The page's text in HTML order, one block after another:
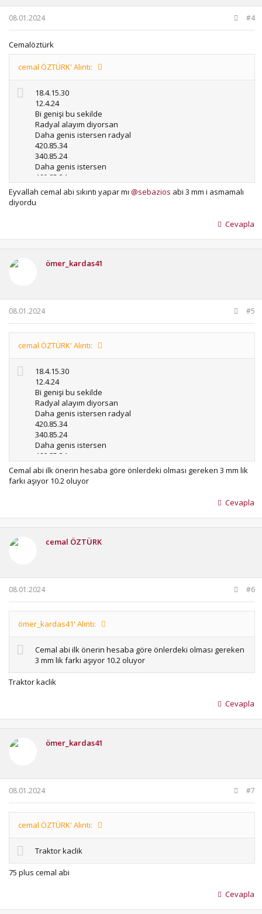
08.01.2024
#4
Cemalöztürk
cemal ÖZTÜRK' Alıntı:
18.4.15.30
12.4.24
Bi genişi bu sekilde
Radyal alayım diyorsan
Daha genis istersen radyal
420.85.34
340.85.24
Daha genis istersen
460.85.34
360.70.24
Eyvallah cemal abi sıkıntı yapar mı @sebazios abi 3 mm i asmamalı
diyordu
Cevapla
ömer_kardas41
08.01.2024 #5
cemal ÖZTÜRK' Alıntı:
18.4.15.30
12.4.24
Bi genişi bu sekilde
Radyal alayım diyorsan
Daha genis istersen radyal
420.85.34
340.85.24
Daha genis istersen
460.85.34
360.70.24
Cemal abi ilk önerin hesaba göre önlerdeki olması gereken 3 mm lik
farkı aşıyor 10.2 oluyor
Cevapla
cemal ÖZTÜRK
08.01.2024 #6
ömer_kardas41' Alıntı:
Cemal abi ilk önerin hesaba göre önlerdeki olması gereken
3 mm lik farkı aşıyor 10.2 oluyor
Traktor kaclik
Cevapla
ömer_kardas41
08.01.2024 #7
cemal ÖZTÜRK' Alıntı:
Traktor kaclik
75 plus cemal abi
Cevapla